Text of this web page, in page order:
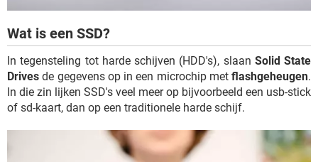
Wat is een SSD?
In tegensteling tot harde schijven (HDD's), slaan Solid State
Drives de gegevens op in een microchip met flashgeheugen.
In die zin lijken SSD's veel meer op bijvoorbeeld een usb-stick
of sd-kaart, dan op een traditionele harde schijf.